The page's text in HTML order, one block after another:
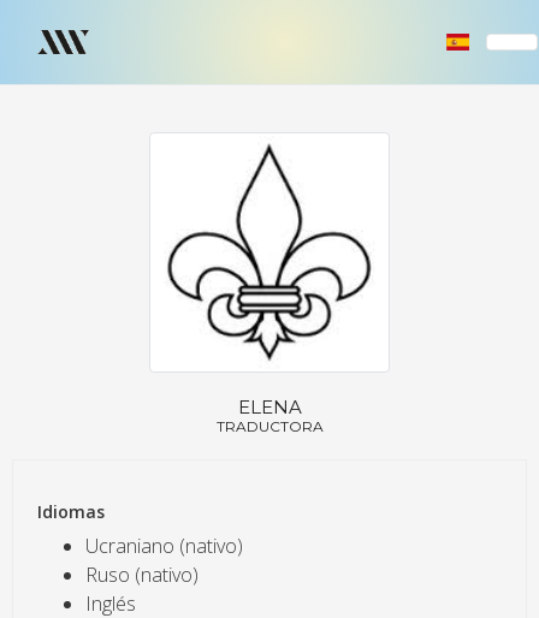
ELENA
TRADUCTORA
Idiomas
Ucraniano (nativo)
Ruso (nativo)
Inglés